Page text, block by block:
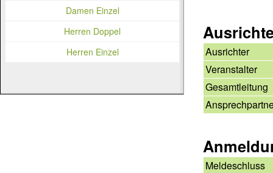
Ausrichter
Veranstalter
Gesamtleitung
Meldeschluss
Damen Einzel
Herren Doppel
Herren Einzel